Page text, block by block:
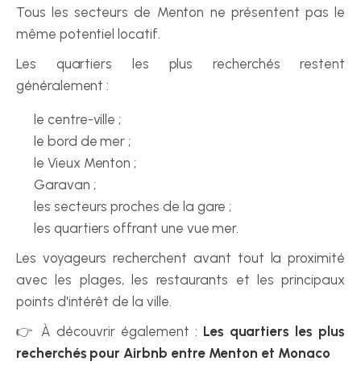
Tous les secteurs de Menton ne présentent pas le
même potentiel locatif.
Les quartiers les plus recherchés restent
généralement :
le centre-ville ;
le bord de mer ;
le Vieux Menton ;
Garavan ;
les secteurs proches de la gare ;
les quartiers offrant une vue mer.
Les voyageurs recherchent avant tout la proximité
avec les plages, les restaurants et les principaux
points d'intérêt de la ville.
👉 À découvrir également : Les quartiers les plus
recherchés pour Airbnb entre Menton et Monaco